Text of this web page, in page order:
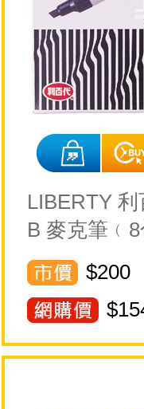
LIBERTY
B 麥克筆﹙8
$200
$